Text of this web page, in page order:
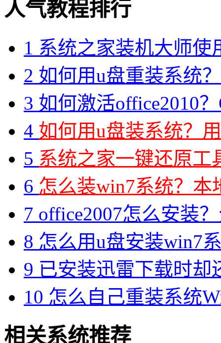
人气教程排行
1 系统之家装机大师使
2 如何用u盘重装系统
3 如何激活office2010
4 如何用u盘装系统？
5 系统之家一键还原工
6 怎么装win7系统？本
7 office2007怎么安装
8 怎么用u盘安装win7
9 已安装迅雷下载时却
10 怎么自己重装系统
相关系统推荐